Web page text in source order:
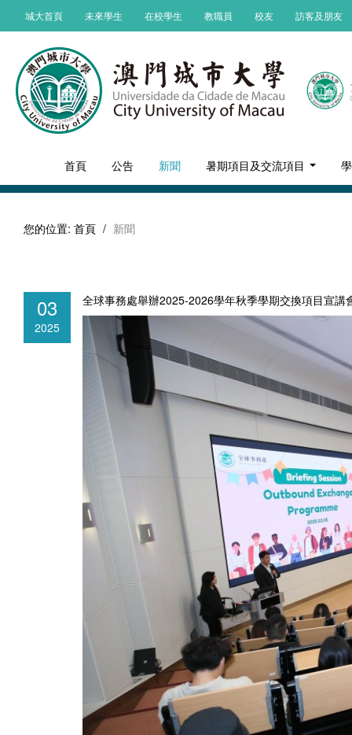
城大首頁 未來學生 在校學生 教職員 校友 訪客及朋友
首頁 公告 新聞 暑期項目及交流項目
您的位置: 首頁 / 新聞
03
2025
全球事務處舉辦2025-2026學年秋季學期交換項目宣講